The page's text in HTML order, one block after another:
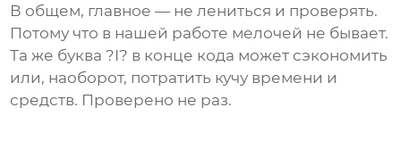
В общем, главное — не лениться и проверять.
Потому что в нашей работе мелочей не бывает.
Та же буква ?I? в конце кода может сэкономить
или, наоборот, потратить кучу времени и
средств. Проверено не раз.